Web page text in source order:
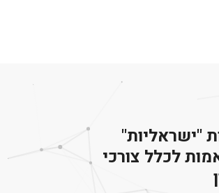
"ישראליות"
לכלל צורכי